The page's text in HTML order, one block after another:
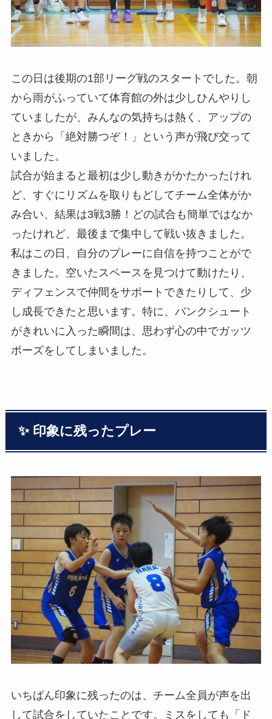
この日は後期の1部リーグ戦のスタートでした。朝
から雨がふっていて体育館の外は少しひんやりし
ていましたが、みんなの気持ちは熱く、アップの
ときから「絶対勝つぞ！」という声が飛び交って
いました。
試合が始まると最初は少し動きがかたかったけれ
ど、すぐにリズムを取りもどしてチーム全体がか
み合い、結果は3戦3勝！どの試合も簡単ではなか
ったけれど、最後まで集中して戦い抜きました。
私はこの日、自分のプレーに自信を持つことがで
きました。空いたスペースを見つけて動けたり、
ディフェンスで仲間をサポートできたりして、少
し成長できたと思います。特に、バンクシュート
がきれいに入った瞬間は、思わず心の中でガッツ
ポーズをしてしまいました。
✨ 印象に残ったプレー
いちばん印象に残ったのは、チーム全員が声を出
して試合をしていたことです。ミスをしても「ド